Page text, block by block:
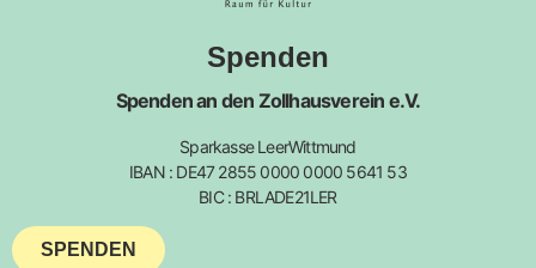
Spenden
Spenden an den Zollhausverein e.V.
Sparkasse LeerWittmund
IBAN : DE47 2855 0000 0000 5641 53
BIC : BRLADE21LER
SPENDEN